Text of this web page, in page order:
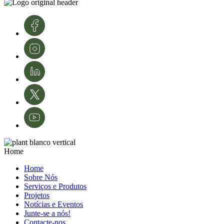
agricultura em Portugal.
Créditos de imagens: InnovPlantProtect – Inês Ferreira
Home
Home
Sobre Nós
Serviços e Produtos
Projetos
Notícias e Eventos
Junte-se a nós!